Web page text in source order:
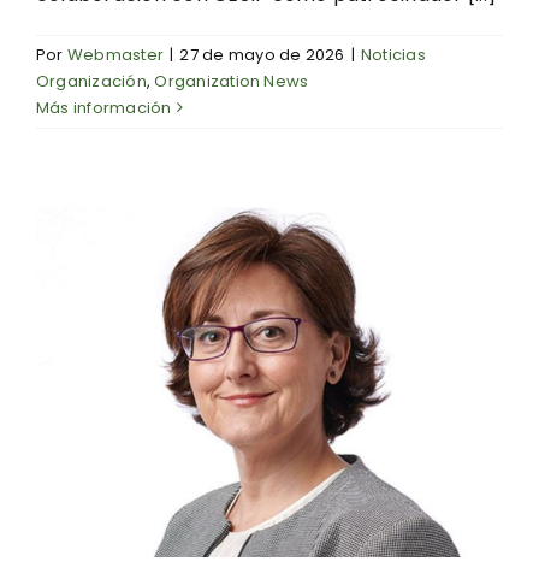
Por Webmaster | 27 de mayo de 2026 | Noticias
Organización,Organization News
Más información